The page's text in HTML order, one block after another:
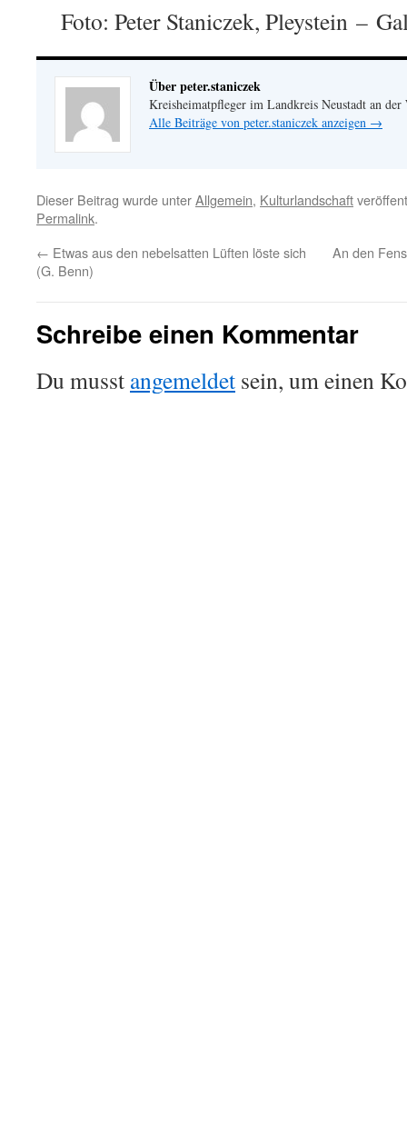
Foto: Peter Staniczek, Pleystein –
Über peter.staniczek
Kreisheimatpfleger im Landkreis Neustadt an der
Alle Beiträge von peter.staniczek anzeigen →
Dieser Beitrag wurde unterAllgemein, Kulturlandschaft
Permalink.
← Etwas aus den nebelsatten Lüften löste sich
(G. Benn)
An den
Schreibe einen Kommentar
Du musst angemeldet sein, um einen